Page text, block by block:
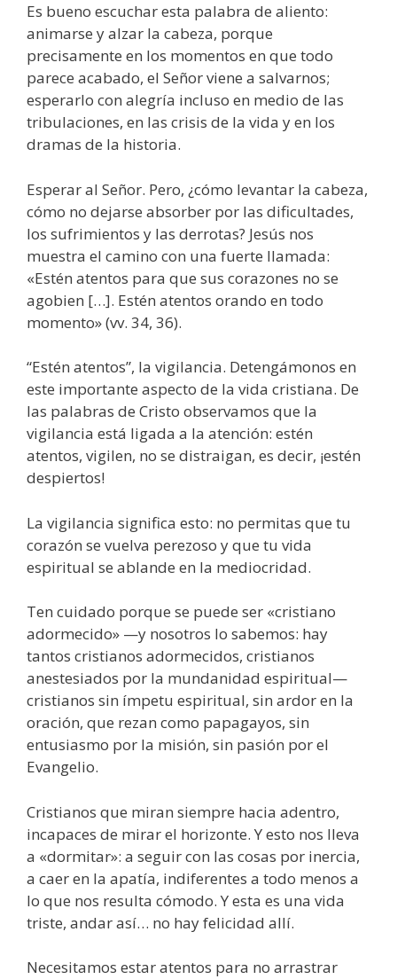
Es bueno escuchar esta palabra de aliento:
animarse y alzar la cabeza, porque
precisamente en los momentos en que todo
parece acabado, el Señor viene a salvarnos;
esperarlo con alegría incluso en medio de las
tribulaciones, en las crisis de la vida y en los
dramas de la historia.
Esperar al Señor. Pero, ¿cómo levantar la cabeza,
cómo no dejarse absorber por las dificultades,
los sufrimientos y las derrotas? Jesús nos
muestra el camino con una fuerte llamada:
«Estén atentos para que sus corazones no se
agobien […]. Estén atentos orando en todo
momento» (vv. 34, 36).
“Estén atentos”, la vigilancia. Detengámonos en
este importante aspecto de la vida cristiana. De
las palabras de Cristo observamos que la
vigilancia está ligada a la atención: estén
atentos, vigilen, no se distraigan, es decir, ¡estén
despiertos!
La vigilancia significa esto: no permitas que tu
corazón se vuelva perezoso y que tu vida
espiritual se ablande en la mediocridad.
Ten cuidado porque se puede ser «cristiano
adormecido» —y nosotros lo sabemos: hay
tantos cristianos adormecidos, cristianos
anestesiados por la mundanidad espiritual—
cristianos sin ímpetu espiritual, sin ardor en la
oración, que rezan como papagayos, sin
entusiasmo por la misión, sin pasión por el
Evangelio.
Cristianos que miran siempre hacia adentro,
incapaces de mirar el horizonte. Y esto nos lleva
a «dormitar»: a seguir con las cosas por inercia,
a caer en la apatía, indiferentes a todo menos a
lo que nos resulta cómodo. Y esta es una vida
triste, andar así… no hay felicidad allí.
Necesitamos estar atentos para no arrastrar